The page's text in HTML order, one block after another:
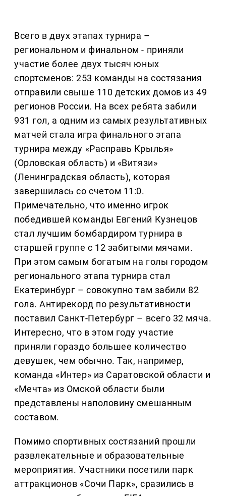
Всего в двух этапах турнира –
региональном и финальном - приняли
участие более двух тысяч юных
спортсменов: 253 команды на состязания
отправили свыше 110 детских домов из 49
регионов России. На всех ребята забили
931 гол, а одним из самых результативных
матчей стала игра финального этапа
турнира между «Расправь Крылья»
(Орловская область) и «Витязи»
(Ленинградская область), которая
завершилась со счетом 11:0.
Примечательно, что именно игрок
победившей команды Евгений Кузнецов
стал лучшим бомбардиром турнира в
старшей группе с 12 забитыми мячами.
При этом самым богатым на голы городом
регионального этапа турнира стал
Екатеринбург – совокупно там забили 82
гола. Антирекорд по результативности
поставил Санкт-Петербург – всего 32 мяча.
Интересно, что в этом году участие
приняли гораздо большее количество
девушек, чем обычно. Так, например,
команда «Интер» из Саратовской области и
«Мечта» из Омской области были
представлены наполовину смешанным
составом.
Помимо спортивных состязаний прошли
развлекательные и образовательные
мероприятия. Участники посетили парк
аттракционов «Сочи Парк», сразились в